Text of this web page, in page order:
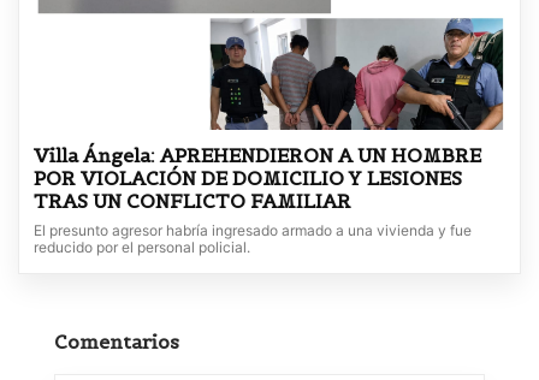
Villa Ángela: APREHENDIERON A UN HOMBRE
POR VIOLACIÓN DE DOMICILIO Y LESIONES
TRAS UN CONFLICTO FAMILIAR
El presunto agresor habría ingresado armado a una vivienda y fue
reducido por el personal policial.
Comentarios